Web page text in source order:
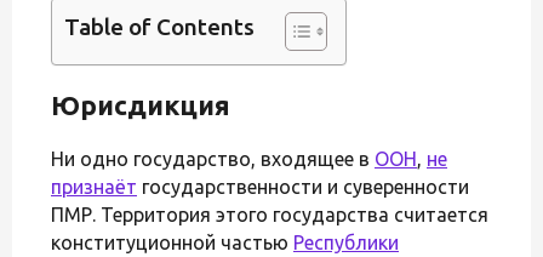
Table of Contents
Юрисдикция
Ни одно государство, входящее в ООН, не
признаёт государственности и суверенности
ПМР. Территория этого государства считается
конституционной частью Республики